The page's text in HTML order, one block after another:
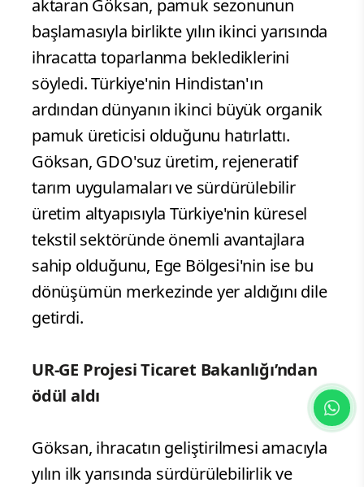
aktaran Göksan, pamuk sezonunun
başlamasıyla birlikte yılın ikinci yarısında
ihracatta toparlanma beklediklerini
söyledi. Türkiye'nin Hindistan'ın
ardından dünyanın ikinci büyük organik
pamuk üreticisi olduğunu hatırlattı.
Göksan, GDO'suz üretim, rejeneratif
tarım uygulamaları ve sürdürülebilir
üretim altyapısıyla Türkiye'nin küresel
tekstil sektöründe önemli avantajlara
sahip olduğunu, Ege Bölgesi'nin ise bu
dönüşümün merkezinde yer aldığını dile
getirdi.
UR-GE Projesi Ticaret Bakanlığı’ndan
ödül aldı
Göksan, ihracatın geliştirilmesi amacıyla
yılın ilk yarısında sürdürülebilirlik ve